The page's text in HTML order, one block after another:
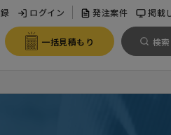
ログイン 発注案件 掲載
一括見積もり 検